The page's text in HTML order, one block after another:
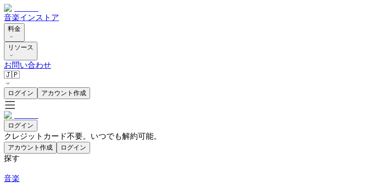
音楽インストア
料金
リソース
お問い合わせ
🇯🇵
ログイン アカウント作成
ログイン
クレジットカード不要。いつでも解約可能。
アカウント作成 ログイン
探す
音楽